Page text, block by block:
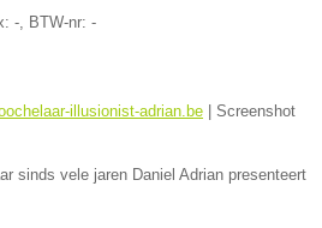
- , BTW-nr: -
illusionist-adrian.be | Screenshot
sinds vele jaren Daniel Adrian presenteert